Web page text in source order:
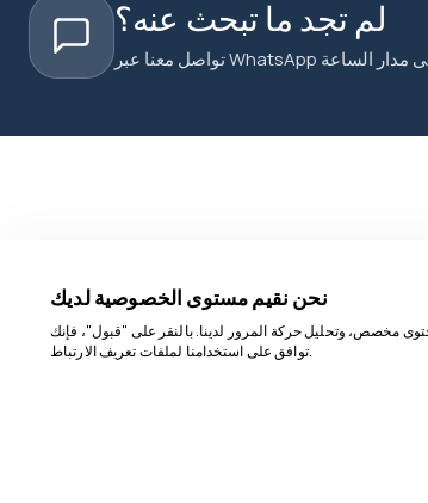
لم تجد ما تبحث عنه؟
نحن نقيم مستوى الخصوصية لديك
مخصص، وتحليل حركة المرور لدينا. بالنقر على "قبول"، فإنك
توافق على استخدامنا لملفات تعريف الارتباط.